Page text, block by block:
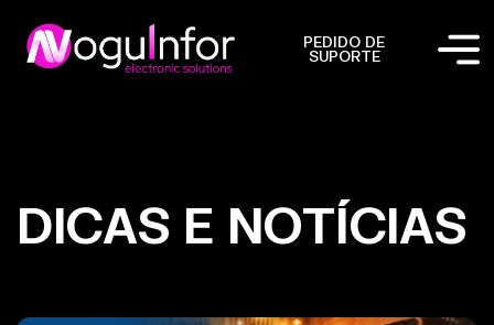
PEDIDO DE
SUPORTE
DICAS E NOTÍCIAS